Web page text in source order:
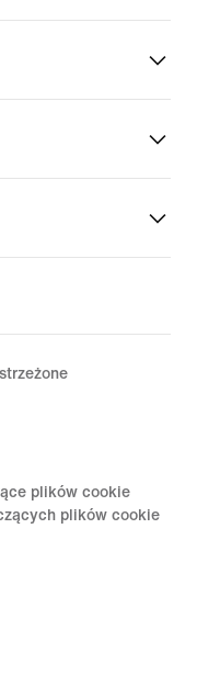
plików cookie
plików cookie